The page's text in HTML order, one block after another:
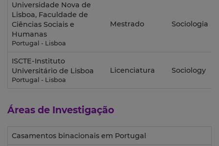
Universidade Nova de
Lisboa, Faculdade de
Ciências Sociais e
Humanas
Portugal - Lisboa
Mestrado Sociologia
ISCTE-Instituto
Universitário de Lisboa
Portugal - Lisboa
Licenciatura Sociology
Áreas de Investigação
Casamentos binacionais em Portugal